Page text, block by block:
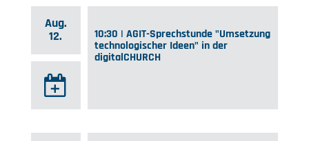
Aug.
12.
10:30 | AGIT-Sprechstunde "Umsetzung
technologischer Ideen" in der
digitalCHURCH